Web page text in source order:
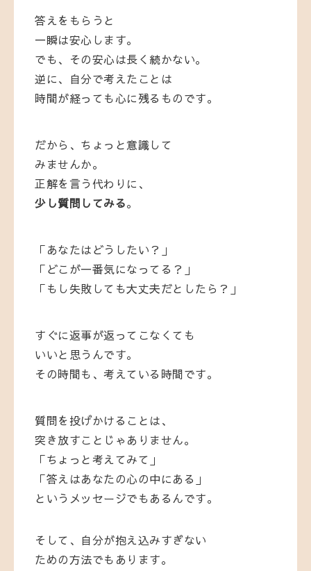
答えをもらうと
一瞬は安心します。
でも、その安心は長く続かない。
逆に、自分で考えたことは
時間が経っても心に残るものです。
だから、ちょっと意識して
みませんか。
正解を言う代わりに、
少し質問してみる。
「あなたはどうしたい？」
「どこが一番気になってる？」
「もし失敗しても大丈夫だとしたら？」
すぐに返事が返ってこなくても
いいと思うんです。
その時間も、考えている時間です。
質問を投げかけることは、
突き放すことじゃありません。
「ちょっと考えてみて」
「答えはあなたの心の中にある」
というメッセージでもあるんです。
そして、自分が抱え込みすぎない
ための方法でもあります。